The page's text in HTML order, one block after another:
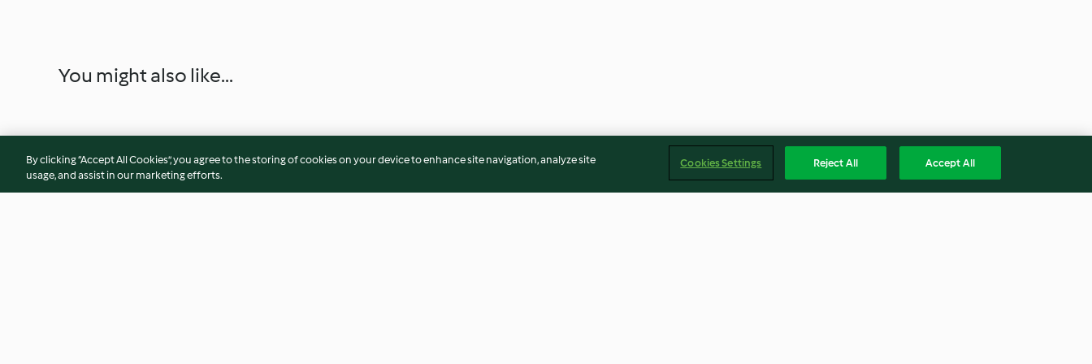
You might also like...
By clicking “Accept All Cookies”, you agree to the storing of cookies on your device to enhance site navigation, analyze site
usage, and assist in our marketing efforts.
Cookies Settings Reject All Accept All